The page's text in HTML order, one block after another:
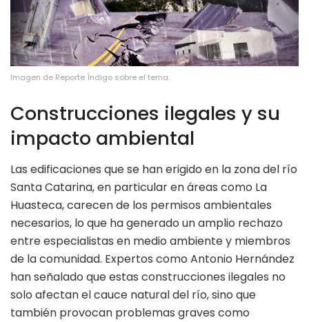
Imagen de Reporte Índigo sobre el tema.
Construcciones ilegales y su
impacto ambiental
Las edificaciones que se han erigido en la zona del río
Santa Catarina, en particular en áreas como La
Huasteca, carecen de los permisos ambientales
necesarios, lo que ha generado un amplio rechazo
entre especialistas en medio ambiente y miembros
de la comunidad. Expertos como Antonio Hernández
han señalado que estas construcciones ilegales no
solo afectan el cauce natural del río, sino que
también provocan problemas graves como